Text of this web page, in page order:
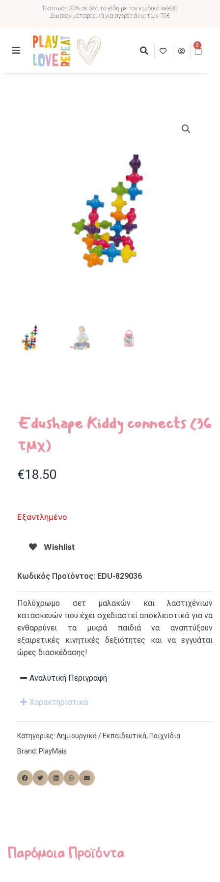
Έκπτωση 30% σε όλα τα είδη με τον κωδικό sale30
Δωρεάν μεταφορικά για αγορές άνω των 70€
0
Edushape Kiddy connects (36
τμχ)
€18.50
Εξαντλημένο
Wishlist
Κωδικός Προϊόντος: EDU-829036
Πολύχρωμο σετ μαλακών και λαστιχένιων
κατασκευών που έχει σχεδιαστεί αποκλειστικά για να
ενθαρρύνει τα μικρά παιδιά να αναπτύξουν
εξαιρετικές κινητικές δεξιότητες και να εγγυάται
ώρες διασκέδασης!
Αναλυτική Περιγραφή
Χαρακτηριστικά
Κατηγορίες: Δημιουργικά / Εκπαιδευτικά, Παιχνίδια
Brand: PlayMais
Παρόμοια Προϊόντα